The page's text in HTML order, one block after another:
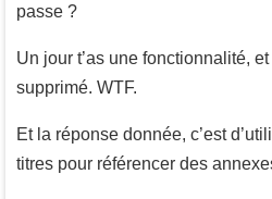
passe ?
Un jour t’as une fonctionnalité,
supprimé. WTF.
Et la réponse donnée, c’est
titres pour référencer des